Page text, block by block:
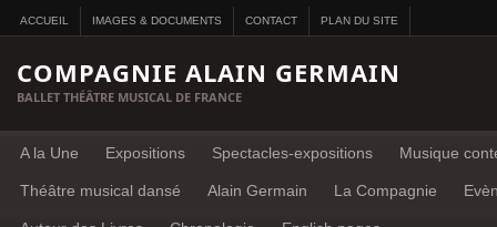
ACCUEIL IMAGES & DOCUMENTS CONTACT PLAN DU SITE
COMPAGNIE ALAIN GERMAIN
BALLET THÉÂTRE MUSICAL DE FRANCE
A la Une Expositions Spectacles-expositions Musique
Théâtre musical dansé Alain Germain La Compagnie